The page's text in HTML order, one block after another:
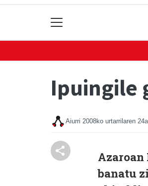
Ipuingile
Aiurri 2008ko urtarrilaren 24a
banatu